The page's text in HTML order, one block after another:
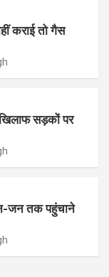
कराई तो गैस
सड़कों पर
जन तक पहुंचाने